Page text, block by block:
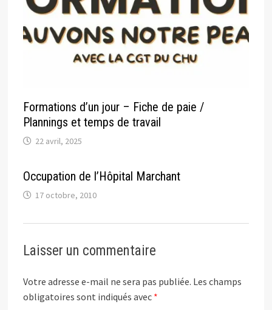
Formations d’un jour – Fiche de paie /
Plannings et temps de travail
22 avril, 2025
Occupation de l’Hôpital Marchant
17 octobre, 2010
Laisser un commentaire
Votre adresse e-mail ne sera pas publiée. Les champs
obligatoires sont indiqués avec *